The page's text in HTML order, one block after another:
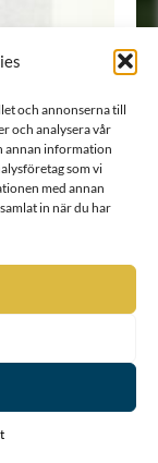
och annonserna till
och analysera vår
annan information
som vi
med annan
in när du har